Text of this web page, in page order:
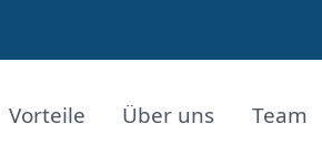
Vorteile Über uns Team